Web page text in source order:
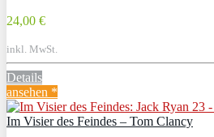
24,00 €
inkl. MwSt.
Details
ansehen *
Im Visier des Feindes – Tom Clancy